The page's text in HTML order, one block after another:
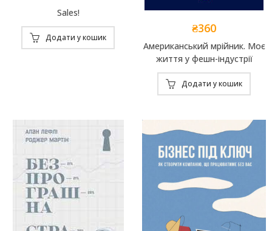
Sales!
Додати у кошик
₴360
Американський мрійник. Моє
життя у фешн-індустрії
Додати у кошик